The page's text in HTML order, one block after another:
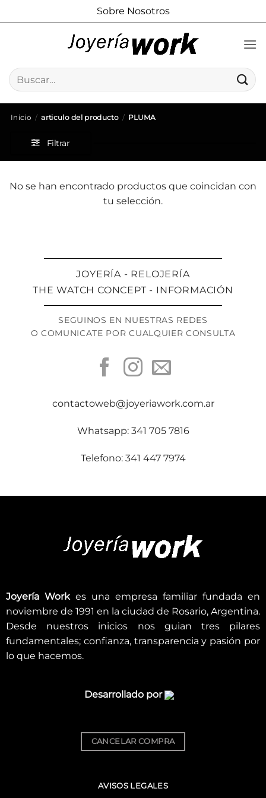
al
Sobre Nosotros
Buscar
por:
Inicio / articulo del producto / PLUMA
Filtrar
No se han encontrado productos que coincidan con
tu selección.
JOYERÍA - RELOJERÍA
THE WATCH CONCEPT - INFORMACIÓN
SEGUINOS EN NUESTRAS REDES
O COMUNICATE POR CUALQUIER CONSULTA
contactoweb@joyeriawork.com.ar
Whatsapp: 341 705 7816
Telefono: 341 447 7974
Joyería Workes una empresa familiar fundada en
noviembre de 1991 en la ciudad de Rosario, Argentina.
Desde nuestros inicios nos guian tres pilares
fundamentales; confianza, transparencia y pasión por
lo que hacemos.
Desarrollado por
CANCELAR COMPRA
AVISOS LEGALES